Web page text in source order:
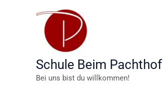
Schule Beim Pachthof
Bei uns bist du willkommen!